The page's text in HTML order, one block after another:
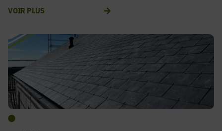
VOIR PLUS